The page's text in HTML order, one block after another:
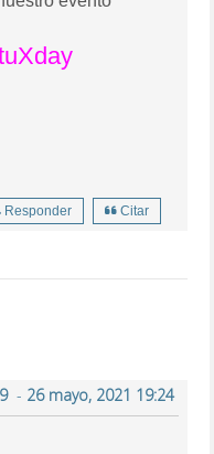
Responder Citar
- 26 mayo, 2021 19:24